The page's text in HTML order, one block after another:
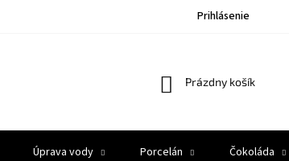
Prihlásenie
Nákupný
Prázdny košík
Úprava vody Porcelán Čokoláda